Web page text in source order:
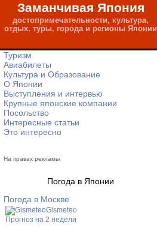
Заманчивая Япония
достопримечательности, культура,
отдых, туры, города и регионы Японии
Туризм
Авиабилеты
Культура и Образование
О Японии
Выступления и интервью
Крупные японские компании
Посольство
Интересные статьи
Это интересно
На правах рекламы
Погода в Японии
Погода в Москве
Gismeteo
Прогноз на 2 недели